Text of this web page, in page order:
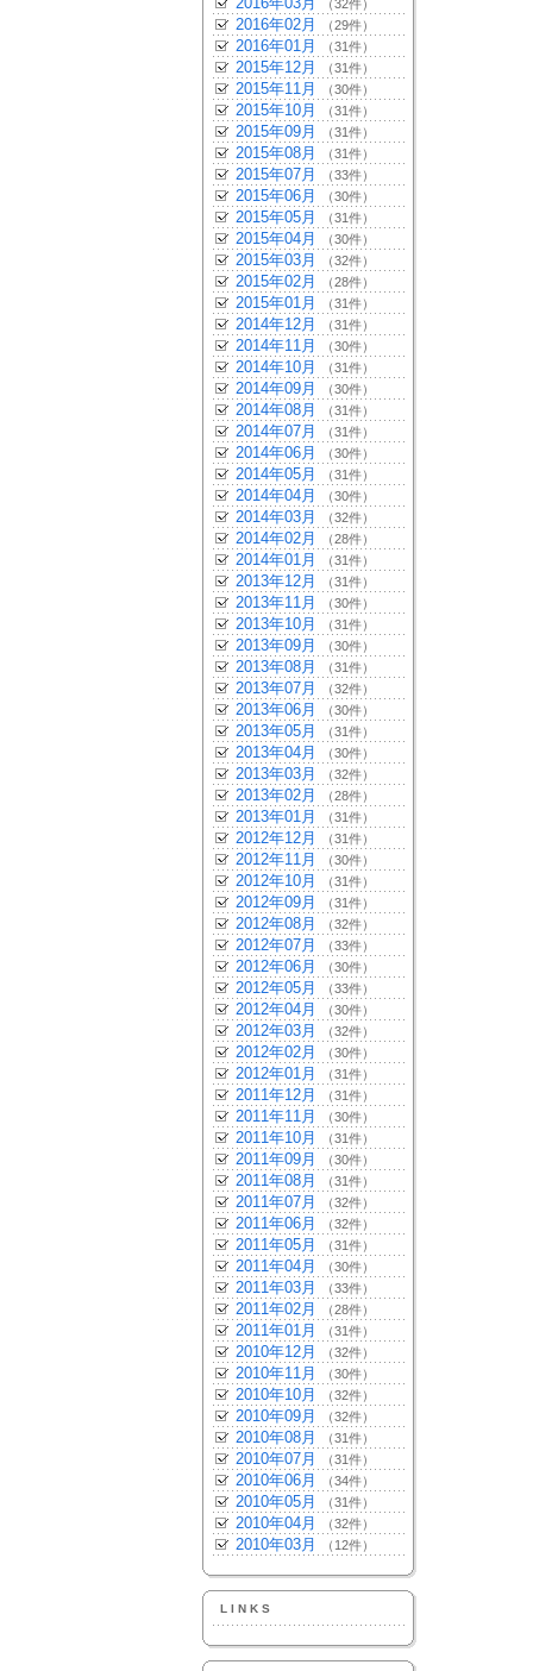
（32件）
2016年02月 （29件）
2016年01月 （31件）
2015年12月 （31件）
2015年11月 （30件）
2015年10月 （31件）
2015年09月 （31件）
2015年08月 （31件）
2015年07月 （33件）
2015年06月 （30件）
2015年05月 （31件）
2015年04月 （30件）
2015年03月 （32件）
2015年02月 （28件）
2015年01月 （31件）
2014年12月 （31件）
2014年11月 （30件）
2014年10月 （31件）
2014年09月 （30件）
2014年08月 （31件）
2014年07月 （31件）
2014年06月 （30件）
2014年05月 （31件）
2014年04月 （30件）
2014年03月 （32件）
2014年02月 （28件）
2014年01月 （31件）
2013年12月 （31件）
2013年11月 （30件）
2013年10月 （31件）
2013年09月 （30件）
2013年08月 （31件）
2013年07月 （32件）
2013年06月 （30件）
2013年05月 （31件）
2013年04月 （30件）
2013年03月 （32件）
2013年02月 （28件）
2013年01月 （31件）
2012年12月 （31件）
2012年11月 （30件）
2012年10月 （31件）
2012年09月 （31件）
2012年08月 （32件）
2012年07月 （33件）
2012年06月 （30件）
2012年05月 （33件）
2012年04月 （30件）
2012年03月 （32件）
2012年02月 （30件）
2012年01月 （31件）
2011年12月 （31件）
2011年11月 （30件）
2011年10月 （31件）
2011年09月 （30件）
2011年08月 （31件）
2011年07月 （32件）
2011年06月 （32件）
2011年05月 （31件）
2011年04月 （30件）
2011年03月 （33件）
2011年02月 （28件）
2011年01月 （31件）
2010年12月 （32件）
2010年11月 （30件）
2010年10月 （32件）
2010年09月 （32件）
2010年08月 （31件）
2010年07月 （31件）
2010年06月 （34件）
2010年05月 （31件）
2010年04月 （32件）
2010年03月 （12件）
LINKS